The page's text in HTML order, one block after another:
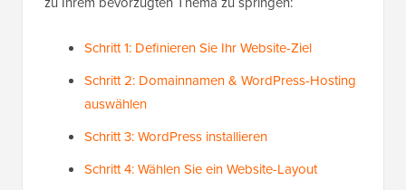
Schritt 1: Definieren Sie Ihr Website-Ziel
Schritt 2: Domainnamen & WordPress-Hosting
auswählen
Schritt 3: WordPress installieren
Schritt 4: Wählen Sie ein Website-Layout